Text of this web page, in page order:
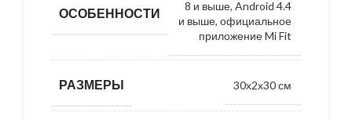
ОСОБЕННОСТИ
8 и выше, Android 4.4
и выше, официальное
приложение Mi Fit
РАЗМЕРЫ 30х2х30 см